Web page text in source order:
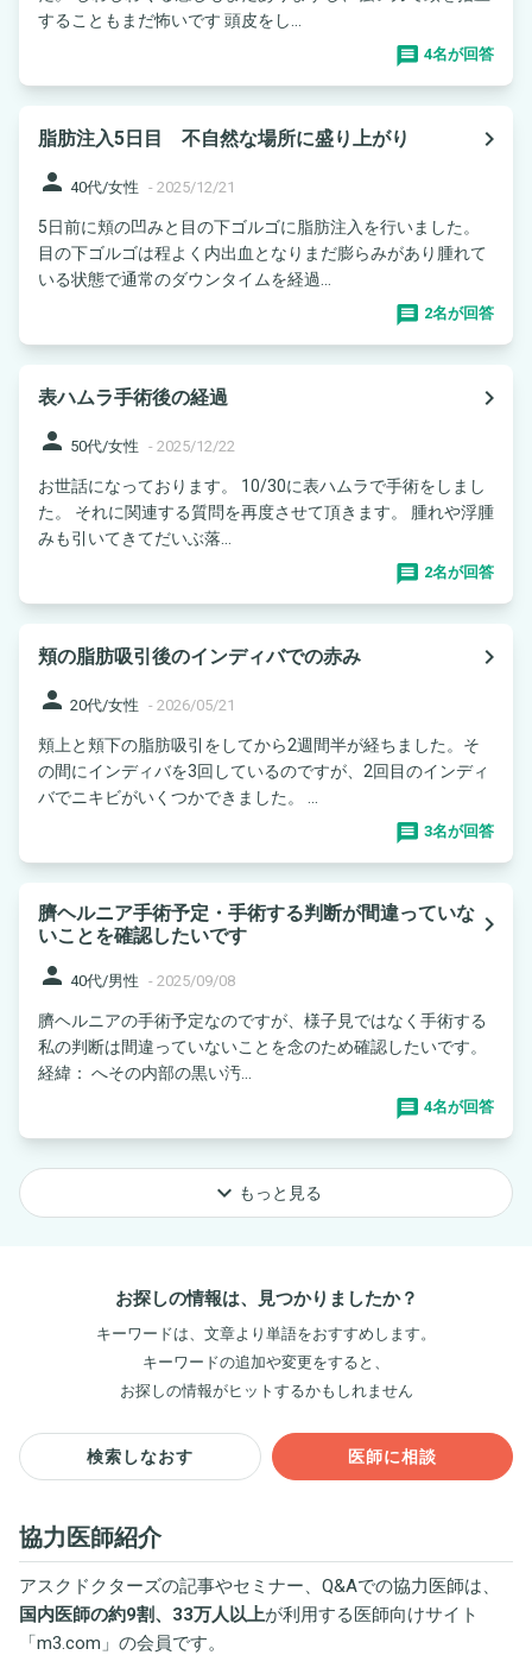
することもまだ怖いです 頭皮をし...
4名が回答
脂肪注入5日目 不自然な場所に盛り上がり
navigate_next
person 40代/女性 - 2025/12/21
5日前に頬の凹みと目の下ゴルゴに脂肪注入を行いました。
目の下ゴルゴは程よく内出血となりまだ膨らみがあり腫れて
いる状態で通常のダウンタイムを経過...
2名が回答
表ハムラ手術後の経過
navigate_next
person 50代/女性 - 2025/12/22
お世話になっております。 10/30に表ハムラで手術をしまし
た。 それに関連する質問を再度させて頂きます。 腫れや浮腫
みも引いてきてだいぶ落...
2名が回答
頬の脂肪吸引後のインディバでの赤み
navigate_next
person 20代/女性 - 2026/05/21
頬上と頬下の脂肪吸引をしてから2週間半が経ちました。そ
の間にインディバを3回しているのですが、2回目のインディ
バでニキビがいくつかできました。 ...
3名が回答
臍ヘルニア手術予定・手術する判断が間違っていな
いことを確認したいです
navigate_next
person 40代/男性 - 2025/09/08
臍ヘルニアの手術予定なのですが、様子見ではなく手術する
私の判断は間違っていないことを念のため確認したいです。
経緯： へその内部の黒い汚...
4名が回答
keyboard_arrow_down もっと見る
お探しの情報は、見つかりましたか？
キーワードは、文章より単語をおすすめします。
キーワードの追加や変更をすると、
お探しの情報がヒットするかもしれません
検索しなおす 医師に相談
協力医師紹介
アスクドクターズの記事やセミナー、Q&Aでの協力医師は、
国内医師の約9割、33万人以上が利用する医師向けサイト
「m3.com 」の会員です。